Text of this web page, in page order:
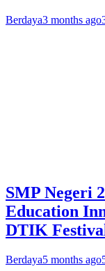
Berdaya3 months ago
SMP Negeri
Education
DTIK
Berdaya5 months ago